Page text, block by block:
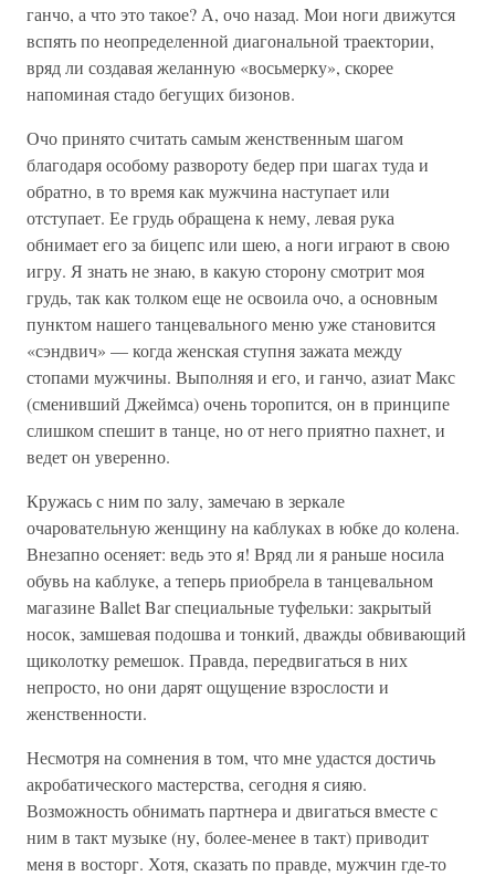
ганчо, а что это такое? А, очо назад. Мои ноги движутся
вспять по неопределенной диагональной траектории,
вряд ли создавая желанную «восьмерку», скорее
напоминая стадо бегущих бизонов.
Очо принято считать самым женственным шагом
благодаря особому развороту бедер при шагах туда и
обратно, в то время как мужчина наступает или
отступает. Ее грудь обращена к нему, левая рука
обнимает его за бицепс или шею, а ноги играют в свою
игру. Я знать не знаю, в какую сторону смотрит моя
грудь, так как толком еще не освоила очо, а основным
пунктом нашего танцевального меню уже становится
«сэндвич» — когда женская ступня зажата между
стопами мужчины. Выполняя и его, и ганчо, азиат Макс
(сменивший Джеймса) очень торопится, он в принципе
слишком спешит в танце, но от него приятно пахнет, и
ведет он уверенно.
Кружась с ним по залу, замечаю в зеркале
очаровательную женщину на каблуках в юбке до колена.
Внезапно осеняет: ведь это я! Вряд ли я раньше носила
обувь на каблуке, а теперь приобрела в танцевальном
магазине Ballet Bar специальные туфельки: закрытый
носок, замшевая подошва и тонкий, дважды обвивающий
щиколотку ремешок. Правда, передвигаться в них
непросто, но они дарят ощущение взрослости и
женственности.
Несмотря на сомнения в том, что мне удастся достичь
акробатического мастерства, сегодня я сияю.
Возможность обнимать партнера и двигаться вместе с
ним в такт музыке (ну, более-менее в такт) приводит
меня в восторг. Хотя, сказать по правде, мужчин где-то